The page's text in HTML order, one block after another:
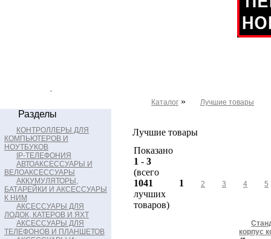
Каталог » Лучшие товары
Разделы
КОНТРОЛЛЕРЫ ДЛЯ
КОМПЬЮТЕРОВ И
НОУТБУКОВ
IP-ТЕЛЕФОНИЯ
АВТОАКСЕССУАРЫ И
ВЕЛОАКСЕССУАРЫ
АККУМУЛЯТОРЫ,
БАТАРЕЙКИ И АКСЕССУАРЫ
К НИМ
АКСЕССУАРЫ ДЛЯ
ЛОДОК, КАТЕРОВ И ЯХТ
АКСЕССУАРЫ ДЛЯ
ТЕЛЕФОНОВ И ПЛАНШЕТОВ
Лучшие товары
Показано
1 - 3
(всего
1041
лучших
товаров)
1 2 3 4 5
корпус